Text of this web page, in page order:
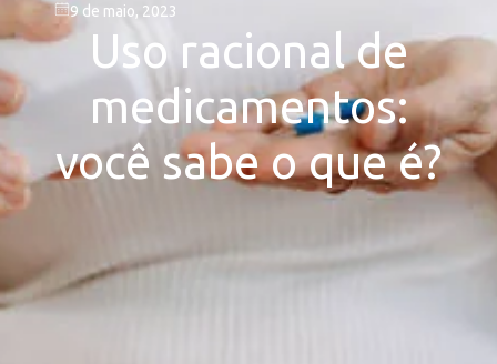
9 de maio, 2023
Uso racional de
medicamentos:
você sabe o que é?